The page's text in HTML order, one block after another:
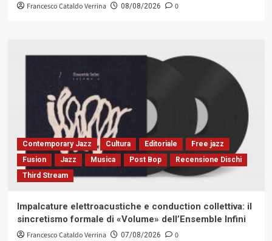
Francesco Cataldo Verrina 08/08/2026 0
Contemporary Jazz Cultura Editoriale
Free jazz
Fusion
Jazz Musica Post Bop
Recensione Dischi
Third Stream
Impalcature elettroacustiche e conduction collettiva: il
sincretismo formale di «Volume» dell’Ensemble Infini
Francesco Cataldo Verrina 07/08/2026 0